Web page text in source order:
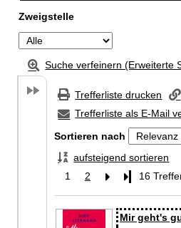
Zweigstelle
Suche verfeinern (Erweiterte
Trefferliste drucken
Trefferliste als E-Mail
Sortieren nach
aufsteigend sortieren
1
2 Letzte Seite
16
Suchergebnis
Zu den Suchfiltern springen
Mir geht's